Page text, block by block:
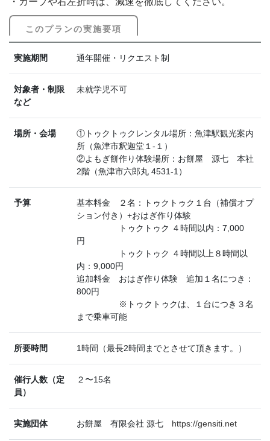
このプランの実施要項
実施期間 通年開催・リクエスト制
対象者・制限
など
未就学児不可
場所・会場
①トゥクトゥクレンタル場所：魚津駅観光案内
所（魚津市釈迦堂１-１）
②よもぎ餅作り体験場所：お餅屋 源七 本社
2階（魚津市六郎丸 4531-1）
予算
基本料金 ２名：トゥクトゥク１台（補償オプ
ション付き）+おはぎ作り体験
トゥクトゥク ４時間以内：7,000
円
トゥクトゥク ４時間以上８時間以
内：9,000円
追加料金 おはぎ作り体験 追加１名につき：
800円
※トゥクトゥクは、１台につき３名
まで乗車可能
所要時間 1時間（最長2時間までとさせて頂きます。）
催行人数（定
員）
２〜15名
実施団体 お餅屋 有限会社 源七 https://gensiti.net